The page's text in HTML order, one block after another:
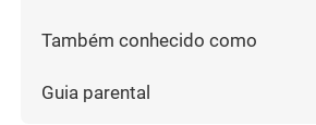
Também conhecido como
Guia parental